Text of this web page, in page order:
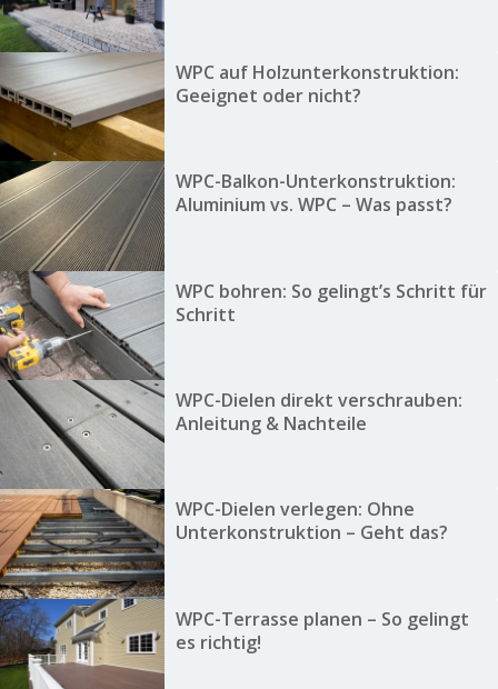
WPC auf Holzunterkonstruktion:
Geeignet oder nicht?
WPC-Balkon-Unterkonstruktion:
Aluminium vs. WPC – Was passt?
WPC bohren: So gelingt’s Schritt für
Schritt
WPC-Dielen direkt verschrauben:
Anleitung & Nachteile
WPC-Dielen verlegen: Ohne
Unterkonstruktion – Geht das?
WPC-Terrasse planen – So gelingt
es richtig!